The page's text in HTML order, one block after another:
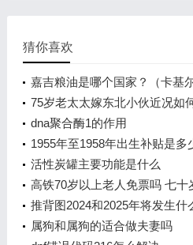
猜你喜欢
嘉吉粮油是哪个国家？（卡基
告？）
75岁老太太嫁东北小伙近况如
怎么样了
dna聚合酶1的作用
1955年至1958年出生补贴是多
150元补贴吗
活性炭罐主要功能是什么
高铁70岁以上老人免票吗 七
规定
推背图2024和2025年将发生什
解释什么内容
属狗和属狗的适合做夫妻吗